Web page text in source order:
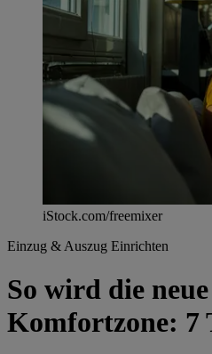
iStock.com/freemixer
Einzug & Auszug Einrichten
So wird die
Komfortzone: 7